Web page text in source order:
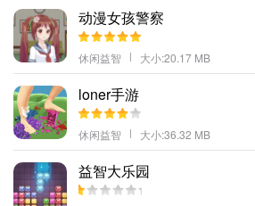
动漫女孩警察
休闲益智 大小:20.17 MB
loner手游
休闲益智 大小:36.32 MB
益智大乐园